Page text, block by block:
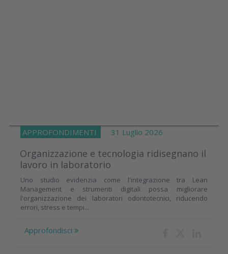
APPROFONDIMENTI 31 Luglio 2026
Organizzazione e tecnologia ridisegnano il
lavoro in laboratorio
Uno studio evidenzia come l'integrazione tra Lean
Management e strumenti digitali possa migliorare
l'organizzazione dei laboratori odontotecnici, riducendo
errori, stress e tempi...
Approfondisci